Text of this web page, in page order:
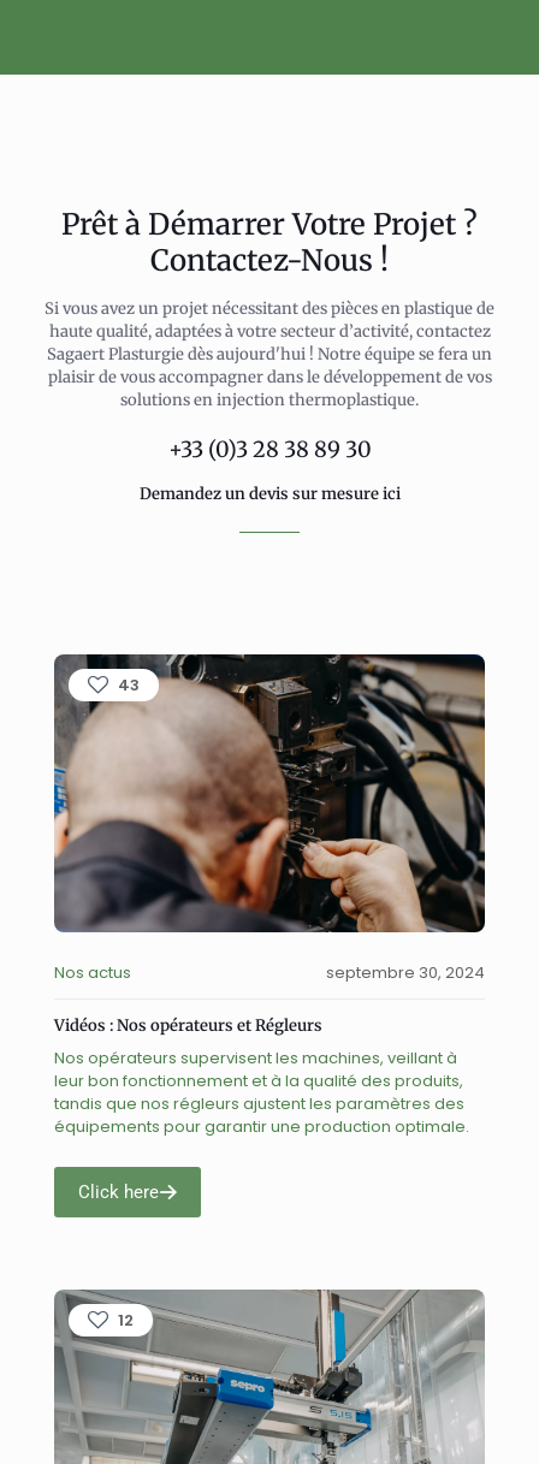
Prêt à Démarrer Votre Projet ?
Contactez-Nous !
Si vous avez un projet nécessitant des pièces en plastique de
haute qualité, adaptées à votre secteur d’activité, contactez
Sagaert Plasturgie dès aujourd'hui ! Notre équipe se fera un
plaisir de vous accompagner dans le développement de vos
solutions en injection thermoplastique.
+33 (0)3 28 38 89 30
Demandez un devis sur mesure ici
43
Nos actus septembre 30, 2024
Vidéos : Nos opérateurs et Régleurs
Nos opérateurs supervisent les machines, veillant à
leur bon fonctionnement et à la qualité des produits,
tandis que nos régleurs ajustent les paramètres des
équipements pour garantir une production optimale.
Click here
12